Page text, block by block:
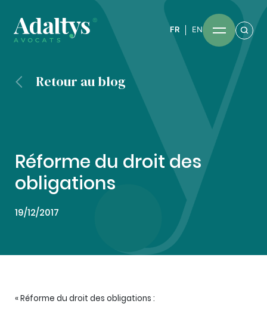
FR EN
Retour au blog
Réforme du droit des
obligations
19/12/2017
« Réforme du droit des obligations :